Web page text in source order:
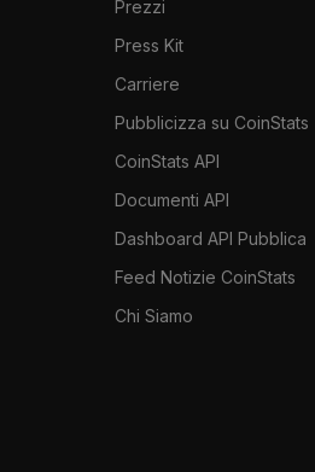
Prezzi
Press Kit
Carriere
Pubblicizza su CoinStats
CoinStats API
Documenti API
Dashboard API Pubblica
Feed Notizie CoinStats
Chi Siamo